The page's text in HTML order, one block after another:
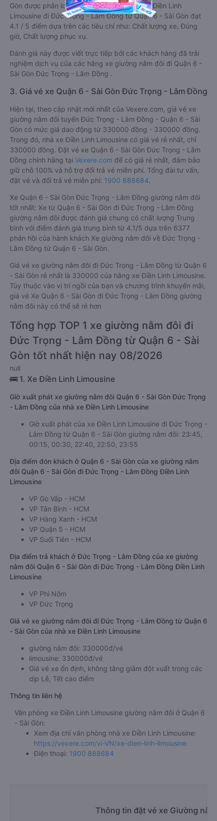
Gòn được phân loại chất lượng tốt nhất là xe Điền Linh
Limousine đi Đức Trọng - Lâm Đồng từ Quận 6 - Sài Gòn đạt
4.1 / 5 điểm dựa trên các tiêu chí như: Chất lượng xe, Đúng
giờ, Chất lượng phục vụ.
Đánh giá này được viết trực tiếp bởi các khách hàng đã trải
nghiệm dịch vụ của các hãng xe giường nằm đôi đi Quận 6 -
Sài Gòn Đức Trọng - Lâm Đồng .
3. Giá vé xe Quận 6 - Sài Gòn Đức Trọng - Lâm Đồng
Hiện tại, theo cập nhật mới nhất của Vexere.com, giá vé xe
giường nằm đôi tuyến Đức Trọng - Lâm Đồng - Quận 6 - Sài
Gòn có mức giá dao động từ 330000 đồng - 330000 đồng.
Trong đó, nhà xe Điền Linh Limousine có giá vé rẻ nhất, chỉ
330000 đồng. Đặt vé xe Quận 6 - Sài Gòn Đức Trọng - Lâm
Đồng chính hãng tại Vexere.com để có giá rẻ nhất, đảm bảo
giữ chỗ 100% và hỗ trợ đổi trả vé miễn phí. Tổng đài tư vấn,
đặt vé và đổi trả vé miễn phí: 1900 888684.
Xe Quận 6 - Sài Gòn Đức Trọng - Lâm Đồng giường nằm đôi
tốt nhất: Xe từ Quận 6 - Sài Gòn đi Đức Trọng - Lâm Đồng
giường nằm đôi được đánh giá chung có chất lượng Trung
bình với điểm đánh giá trung bình từ 4.1/5 dựa trên 6377
phản hồi của hành khách Xe giường nằm đôi về Đức Trọng -
Lâm Đồng từ Quận 6 - Sài Gòn.
Giá vé xe giường nằm đôi đi Đức Trọng - Lâm Đồng từ Quận 6
- Sài Gòn rẻ nhất là 330000 của hãng xe Điền Linh Limousine.
Tùy thuộc vào vị trí ngồi của bạn và chương trình khuyến mãi,
giá vé Xe Quận 6 - Sài Gòn đi Đức Trọng - Lâm Đồng giường
nằm đôi này có thể sẽ rẻ hơn
Tổng hợp TOP 1 xe giường nằm đôi đi
Đức Trọng - Lâm Đồng từ Quận 6 - Sài
Gòn tốt nhất hiện nay 08/2026
null
🚌 1. Xe Điền Linh Limousine
Giờ xuất phát xe giường nằm đôi Quận 6 - Sài Gòn Đức Trọng
- Lâm Đồng của nhà xe Điền Linh Limousine
Giờ xuất phát của xe Điền Linh Limousine đi Đức Trọng -
Lâm Đồng từ Quận 6 - Sài Gòn giường nằm đôi: 23:45,
00:15, 00:30, 22:40, 22:50, 23:55
Địa điểm đón khách ở Quận 6 - Sài Gòn của xe giường nằm
đôi Quận 6 - Sài Gòn đi Đức Trọng - Lâm Đồng Điền Linh
Limousine
VP Gò Vấp - HCM
VP Tân Bình - HCM
VP Hàng Xanh - HCM
VP Quận 5 - HCM
VP Suối Tiên - HCM
Địa điểm trả khách ở Đức Trọng - Lâm Đồng của xe giường
nằm đôi Quận 6 - Sài Gòn đi Đức Trọng - Lâm Đồng Điền Linh
Limousine
VP Phi Nôm
VP Đức Trọng
Giá vé xe giường nằm đôi đi Đức Trọng - Lâm Đồng từ Quận 6
- Sài Gòn của nhà xe Điền Linh Limousine
giường nằm đôi: 330000đ/vé
limousine: 330000đ/vé
Giá vé xe ổn định, không tăng giảm đột xuất trong các
dịp Lễ, Tết cao điểm
Thông tin liên hệ
Văn phòng xe Điền Linh Limousine giường nằm đôi ở Quận 6
- Sài Gòn:
Xem địa chỉ văn phòng nhà xe Điền Linh Limousine:
https://vexere.com/vi-VN/xe-dien-linh-limousine
Điện thoại: 1900 888684
Thông tin đặt vé xe Giường